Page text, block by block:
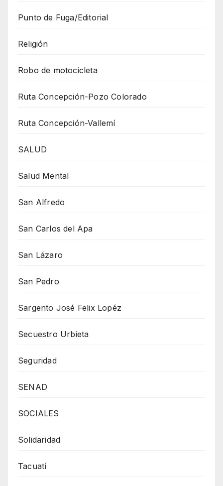
Punto de Fuga/Editorial
Religión
Robo de motocicleta
Ruta Concepción-Pozo Colorado
Ruta Concepción-Vallemí
SALUD
Salud Mental
San Alfredo
San Carlos del Apa
San Lázaro
San Pedro
Sargento José Felix Lopéz
Secuestro Urbieta
Seguridad
SENAD
SOCIALES
Solidaridad
Tacuatí